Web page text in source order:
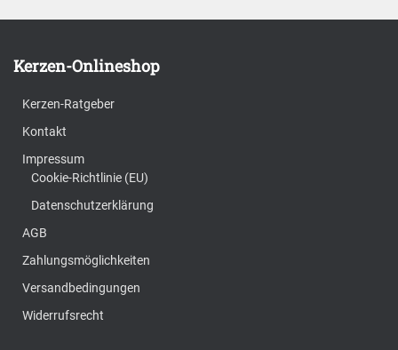
Kerzen-Onlineshop
Kerzen-Ratgeber
Kontakt
Impressum
Cookie-Richtlinie (EU)
Datenschutzerklärung
AGB
Zahlungsmöglichkeiten
Versandbedingungen
Widerrufsrecht